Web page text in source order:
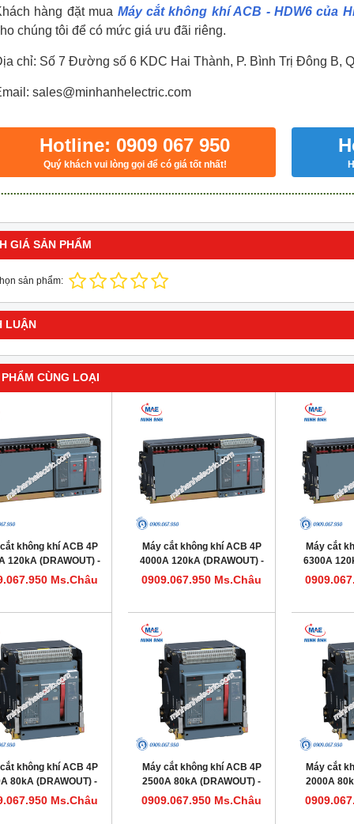
hàng đặt mua Máy cắt không khí ACB - HDW6 của
chúng tôi để có mức giá ưu đãi riêng.
chỉ: Số 7 Đường số 6 KDC Hai Thành, P. Bình Trị Đông B,
sales@minhanhelectric.com
Hotline: 0909 067 950
Quý khách vui lòng gọi để có giá tốt nhất!
GIÁ SẢN PHẨM
sản phẩm:
LUẬN
CÙNG LOẠI
không khí ACB 4P
120kA (DRAWOUT) -
HDW663504DHVV56M
Ms.Châu
Máy cắt không khí ACB 4P
4000A 120kA (DRAWOUT) -
Model HDW663404DHVV56M
0909.067.950 Ms.Châu
Máy cắt
6300A
Model
không khí ACB 4P
80kA (DRAWOUT) -
HDW632324DHVV56M
Ms.Châu
Máy cắt không khí ACB 4P
2500A 80kA (DRAWOUT) -
Model HDW632254DHVV56M
0909.067.950 Ms.Châu
Máy cắt
2000A
Model